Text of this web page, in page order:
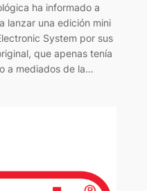
ha informado a
lanzar una edición mini
System por sus
que apenas tenía
a mediados de la…